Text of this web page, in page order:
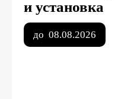
и установка
до 08.08.2026